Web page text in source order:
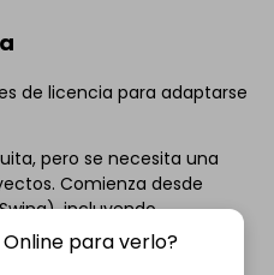
de licencia para adaptarse
pero se necesita una
Comienza desde
incluyendo
regalías.para verlo?